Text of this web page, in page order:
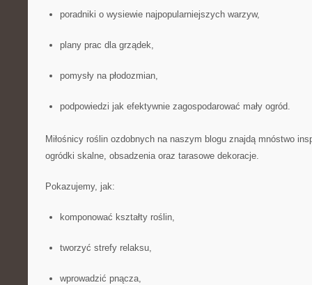
poradniki o wysiewie najpopularniejszych warzyw,
plany prac dla grządek,
pomysły na płodozmian,
podpowiedzi jak efektywnie zagospodarować mały ogród.
Miłośnicy roślin ozdobnych na naszym blogu znajdą mnóstwo
ogródki skalne, obsadzenia oraz tarasowe dekoracje.
Pokazujemy, jak:
komponować kształty roślin,
tworzyć strefy relaksu,
wprowadzić pnącza,